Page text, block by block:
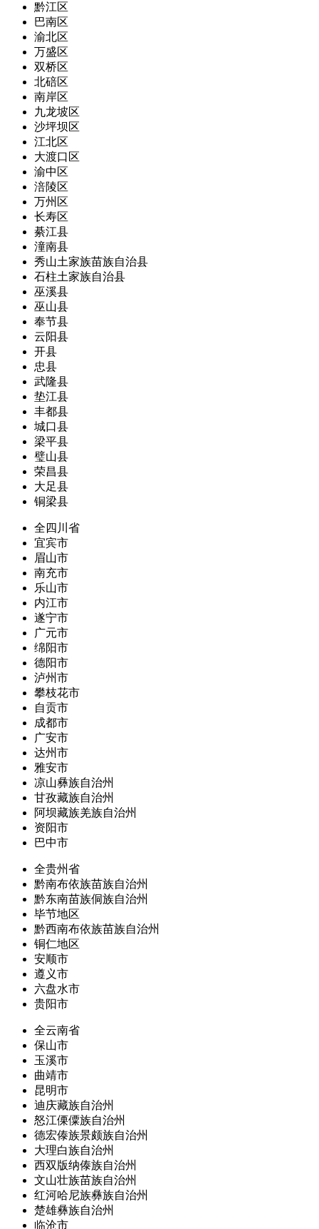
黔江区
巴南区
渝北区
万盛区
双桥区
北碚区
南岸区
九龙坡区
沙坪坝区
江北区
大渡口区
渝中区
涪陵区
万州区
长寿区
綦江县
潼南县
秀山土家族苗族自治县
石柱土家族自治县
巫溪县
巫山县
奉节县
云阳县
开县
忠县
武隆县
垫江县
丰都县
城口县
梁平县
璧山县
荣昌县
大足县
铜梁县
全四川省
宜宾市
眉山市
南充市
乐山市
内江市
遂宁市
广元市
绵阳市
德阳市
泸州市
攀枝花市
自贡市
成都市
广安市
达州市
雅安市
凉山彝族自治州
甘孜藏族自治州
阿坝藏族羌族自治州
资阳市
巴中市
全贵州省
黔南布依族苗族自治州
黔东南苗族侗族自治州
毕节地区
黔西南布依族苗族自治州
铜仁地区
安顺市
遵义市
六盘水市
贵阳市
全云南省
保山市
玉溪市
曲靖市
昆明市
迪庆藏族自治州
怒江傈僳族自治州
德宏傣族景颇族自治州
大理白族自治州
西双版纳傣族自治州
文山壮族苗族自治州
红河哈尼族彝族自治州
楚雄彝族自治州
临沧市